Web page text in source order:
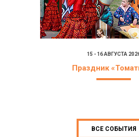
15 - 16 АВГУСТА
Праздник
ВСЕ СОБЫТИЯ